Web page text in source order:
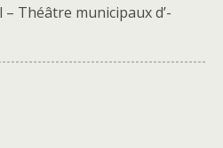
Théâtre municipaux d’-